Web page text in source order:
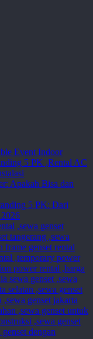
Apakah Bisa dan
5 PK: Dari